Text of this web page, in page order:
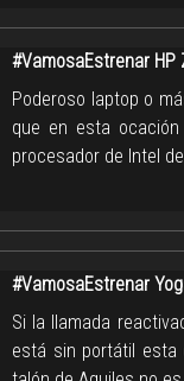
#VamosaEstrenar HP
Poderoso laptop o
que en esta
procesador de Intel
#VamosaEstrenar
Si la llamada
está sin portátil esta